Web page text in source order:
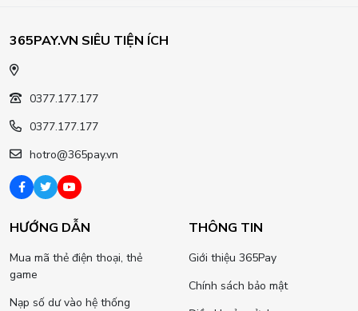
365PAY.VN SIÊU TIỆN ÍCH
0377.177.177
0377.177.177
hotro@365pay.vn
HƯỚNG DẪN
Mua mã thẻ điện thoại, thẻ
game
Nạp số dư vào hệ thống
THÔNG TIN
Giới thiệu 365Pay
Chính sách bảo mật